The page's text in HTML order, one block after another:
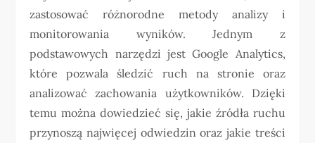
zastosować różnorodne metody analizy i
monitorowania wyników. Jednym z
podstawowych narzędzi jest Google Analytics,
które pozwala śledzić ruch na stronie oraz
analizować zachowania użytkowników. Dzięki
temu można dowiedzieć się, jakie źródła ruchu
przynoszą najwięcej odwiedzin oraz jakie treści